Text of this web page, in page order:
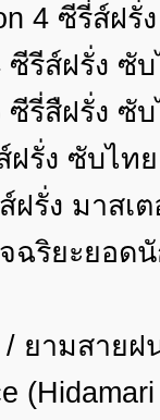
4 ซีรี่ส์ฝ
ซีรีส์ฝรั่ง
ซีรี่สืฝรั่ง ซั
ฝรั่ง ซับไท
ฝรั่ง มาส
ฉริยะยอด
/ ยามสาย